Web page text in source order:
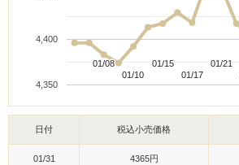
01/08
01/08
01/10
01/10
01/15
01/15
01/17
01/17
01/21
01/21
4,350
4,400
日付 税込小売価格
01/31 4365円